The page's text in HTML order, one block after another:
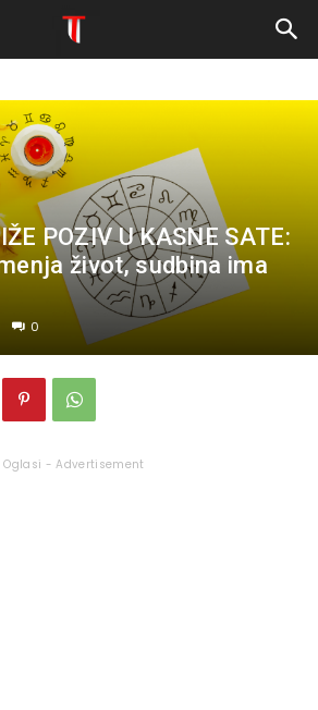
POZIV U KASNE SATE:
život, sudbina ima
0
Oglasi - Advertisement